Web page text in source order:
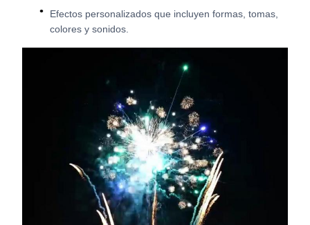
Efectos personalizados que incluyen formas, tomas,
colores y sonidos.